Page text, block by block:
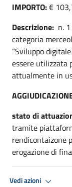
IMPORTO:€
Descrizione: n.
categoria
“Sviluppo
essere utilizzata
attualmente in
stato di
tramite
rendicontaizone
erogazione di
Vedi azioni